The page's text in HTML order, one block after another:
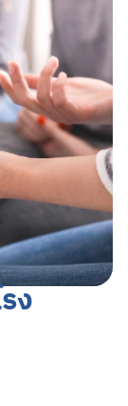
ง